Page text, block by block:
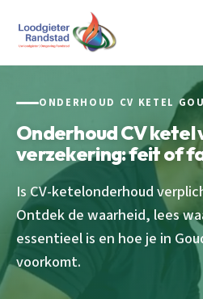
ONDERHOUD CV KETEL
Onderhoud CV
verzekering: feit of
Is CV-ketelonderhoud
Ontdek de waarheid, lees
essentieel is en hoe je in
voorkomt.